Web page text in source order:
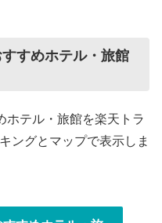
すめホテル・旅館
ホテル・旅館を楽天トラ
ングとマップで表示しま